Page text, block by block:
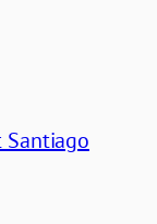
Santiago